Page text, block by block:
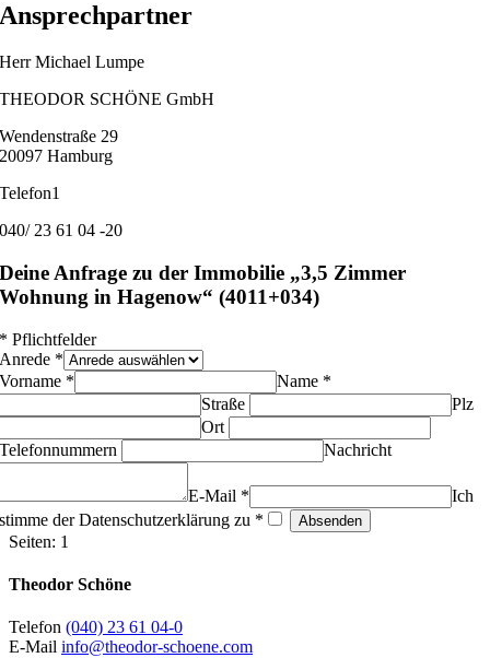
Ansprechpartner
Herr Michael Lumpe
THEODOR SCHÖNE GmbH
Wendenstraße 29
20097 Hamburg
Telefon1
040/ 23 61 04 -20
Deine Anfrage zu der Immobilie „3,5 Zimmer
Wohnung in Hagenow“ (4011+034)
* Pflichtfelder
Anrede Pflichtfeld
*
Vorname Pflichtfeld
* Name Pflichtfeld
*
Straße
Plz
Ort
Telefonnummern
Nachricht
E-Mail *
Ich
stimme der Datenschutzerklärung zu Pflichtfeld
*
Seiten: 1
Theodor Schöne
Telefon (040) 23 61 04-0
E-Mail info@theodor-schoene.com